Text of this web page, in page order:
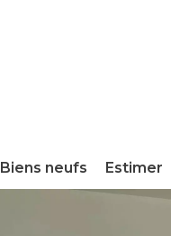
Biens neufs Estimer